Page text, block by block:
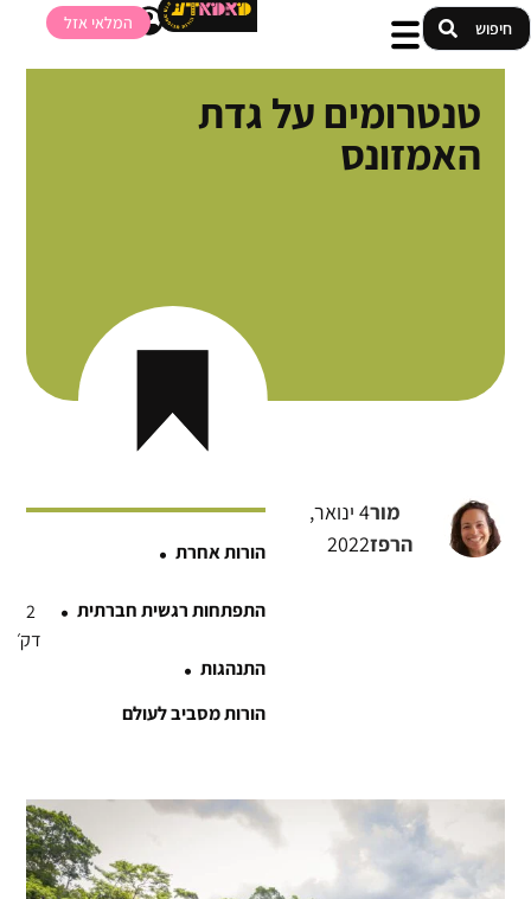
המלאי אזל
טנטרומים על גדת
האמזונס
2
דק׳
הורות אחרת ·
התפתחות רגשית חברתית ·
התנהגות ·
הורות מסביב לעולם
4 ינואר,
2022
מור
הרפז